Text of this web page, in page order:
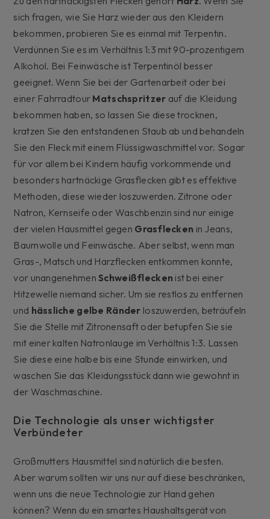
sich fragen, wie Sie Harz wieder aus den Kleidern
bekommen, probieren Sie es einmal mit Terpentin.
Verdünnen Sie es im Verhältnis 1:3 mit 90-prozentigem
Alkohol. Bei Feinwäsche ist Terpentinöl besser
geeignet. Wenn Sie bei der Gartenarbeit oder bei
einer Fahrradtour Matschspritzer auf die Kleidung
bekommen haben, so lassen Sie diese trocknen,
kratzen Sie den entstandenen Staub ab und behandeln
Sie den Fleck mit einem Flüssigwaschmittel vor. Sogar
für vor allem bei Kindern häufig vorkommende und
besonders hartnäckige Grasflecken gibt es effektive
Methoden, diese wieder loszuwerden. Zitrone oder
Natron, Kernseife oder Waschbenzin sind nur einige
der vielen Hausmittel gegen Grasflecken in Jeans,
Baumwolle und Feinwäsche. Aber selbst, wenn man
Gras-, Matsch und Harzflecken entkommen konnte,
vor unangenehmenSchweißflecken ist bei einer
Hitzewelle niemand sicher. Um sie restlos zu entfernen
und hässliche gelbe Ränder loszuwerden, beträufeln
Sie die Stelle mit Zitronensaft oder betupfen Sie sie
mit einer kalten Natronlauge im Verhältnis 1:3. Lassen
Sie diese eine halbe bis eine Stunde einwirken, und
waschen Sie das Kleidungsstück dann wie gewohnt in
der Waschmaschine.
Die Technologie als unser wichtigster
Verbündeter
Großmutters Hausmittel sind natürlich die besten.
Aber warum sollten wir uns nur auf diese beschränken,
wenn uns die neue Technologie zur Hand gehen
können? Wenn du ein smartes Haushaltsgerät von